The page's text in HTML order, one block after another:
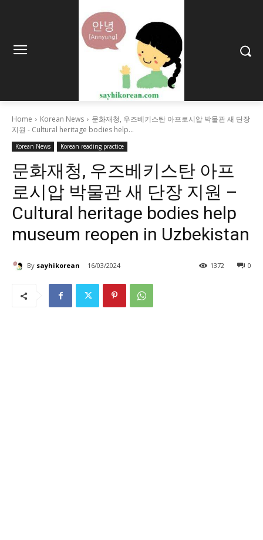
Home Korean News
문화재청, 우즈베키스탄 아프로시압 박물관 새 단장
지원 - Cultural heritage bodies help...
Korean News Korean reading practice
문화재청, 우즈베키스탄 아프
로시압 박물관 새 단장 지원 –
Cultural heritage bodies help
museum reopen in Uzbekistan
By sayhikorean 16/03/2024 0
1372